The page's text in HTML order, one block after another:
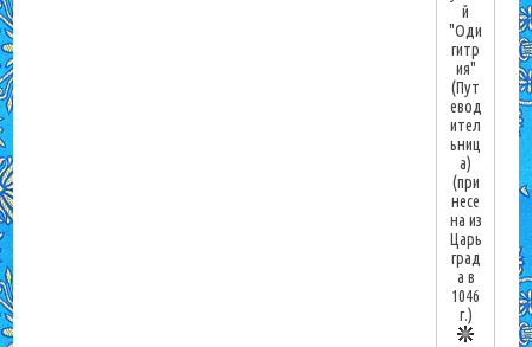
й
"Оди
гитр
ия"
(Пут
евод
ител
ьниц
а)
(при
несе
на из
Царь
град
а в
1046
г.)